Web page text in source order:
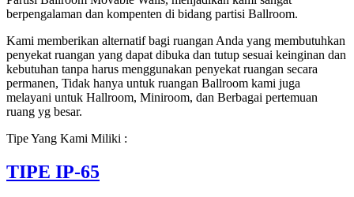
berpengalaman dan kompenten di bidang partisi Ballroom.
Kami memberikan alternatif bagi ruangan Anda yang membutuhkan
penyekat ruangan yang dapat dibuka dan tutup sesuai keinginan dan
kebutuhan tanpa harus menggunakan penyekat ruangan secara
permanen, Tidak hanya untuk ruangan Ballroom kami juga
melayani untuk Hallroom, Miniroom, dan Berbagai pertemuan
ruang yg besar.
Tipe Yang Kami Miliki :
TIPE IP-65